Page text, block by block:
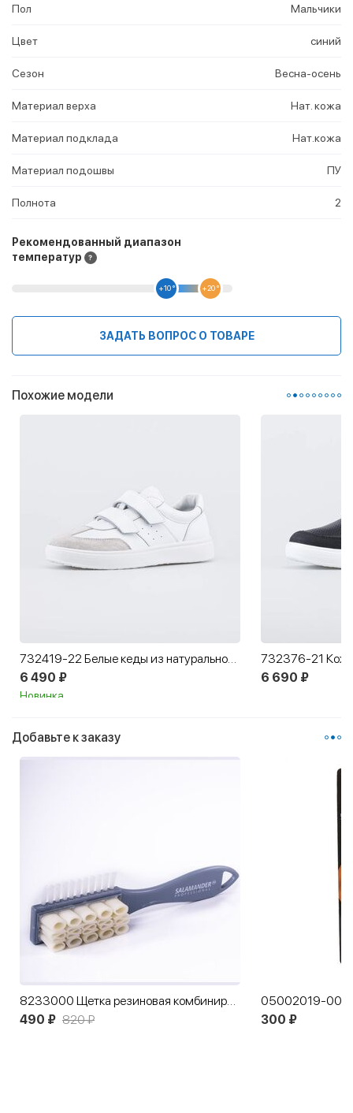
Пол Мальчики
Цвет синий
Сезон Весна-осень
Материал верха Нат. кожа
Материал подклада Нат.кожа
Материал подошвы ПУ
Полнота 2
Рекомендованный диапазон
температур
+10 ° +20 °
ЗАДАТЬ ВОПРОС О ТОВАРЕ
Похожие модели
732419-22 Белые кеды из натуральной кожи
6 490 ₽
Новинка
6 690 ₽
Добавьте к заказу
8233000 Щетка резиновая комбинированная Salamander
490 ₽ 820 ₽ 300 ₽